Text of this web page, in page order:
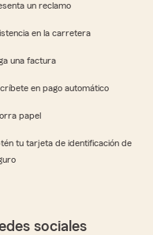
un reclamo
en la carretera
una factura
en pago automático
papel
tu tarjeta de identificación de
sociales